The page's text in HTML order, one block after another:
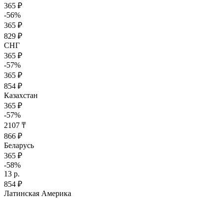
365 ₽
-56%
365 ₽
829 ₽
СНГ
365 ₽
-57%
365 ₽
854 ₽
Казахстан
365 ₽
-57%
2107 ₸
866 ₽
Беларусь
365 ₽
-58%
13 р.
854 ₽
Латинская Америка